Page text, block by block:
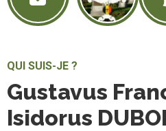
QUI SUIS-JE ?
Gustavus
Isidorus